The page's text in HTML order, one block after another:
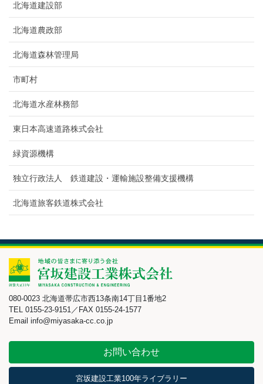
北海道建設部
北海道農政部
北海道森林管理局
市町村
北海道水産林務部
東日本高速道路株式会社
緑資源機構
独立行政法人 鉄道建設・運輸施設整備支援機構
北海道旅客鉄道株式会社
080-0023 北海道帯広市西13条南14丁目1番地2
TEL 0155-23-9151／FAX 0155-24-1577
Email info@miyasaka-cc.co.jp
お問い合わせ
宮坂建設工業100年ライブラリー